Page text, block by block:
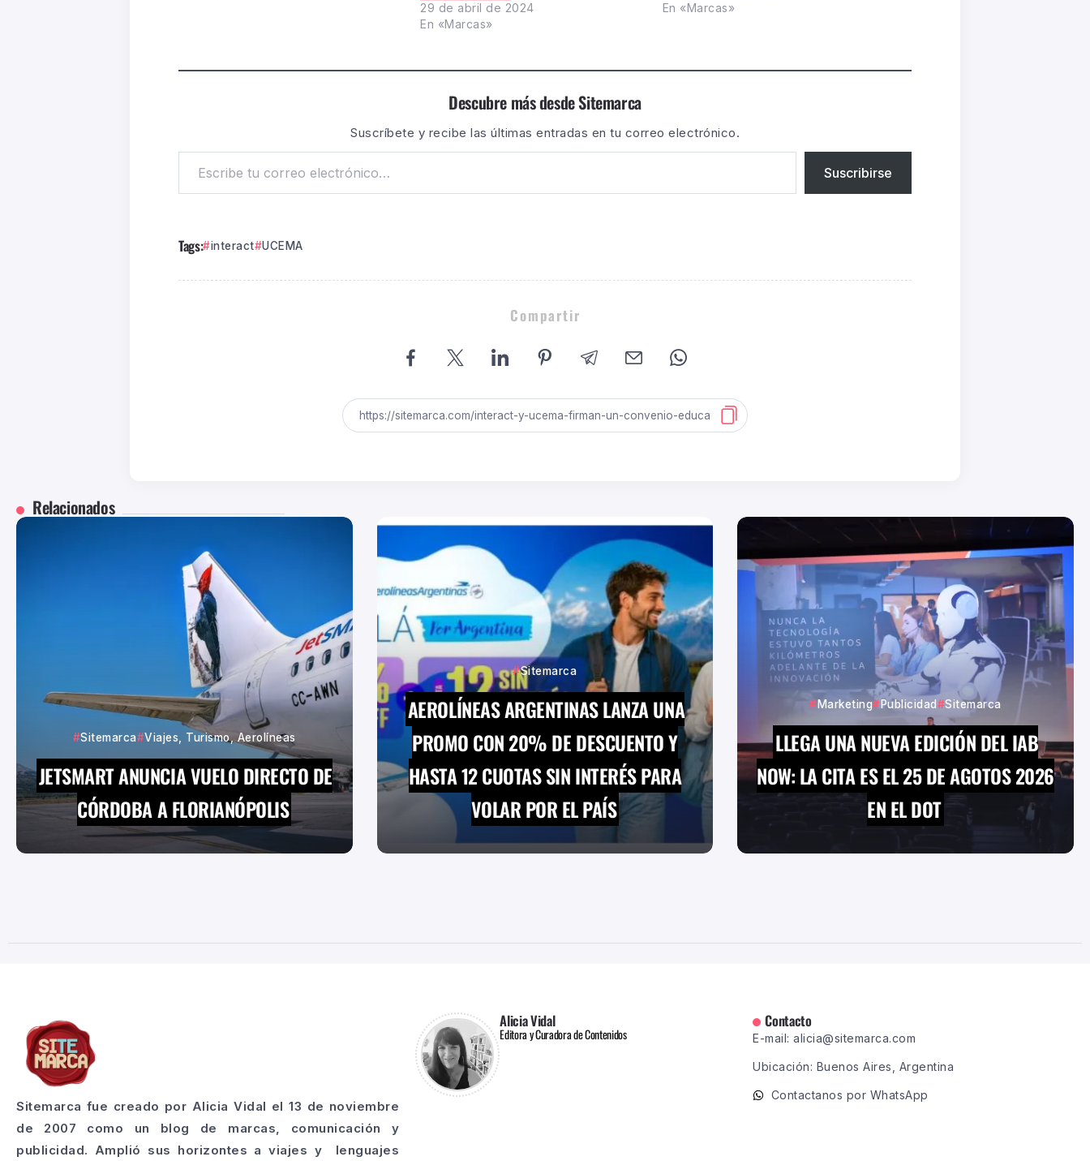
29 de abril de 2024
En «Marcas»
En «Marcas»
Descubre más desde Sitemarca
Suscríbete y recibe las últimas entradas en tu correo electrónico.
Suscribirse
Tags: interact UCEMA
Compartir
Relacionados
Sitemarca Viajes, Turismo, Aerolíneas
JETSMART ANUNCIA VUELO DIRECTO DE
CÓRDOBA A FLORIANÓPOLIS
Sitemarca
AEROLÍNEAS ARGENTINAS LANZA UNA
PROMO CON 20% DE DESCUENTO Y
HASTA 12 CUOTAS SIN INTERÉS PARA
VOLAR POR EL PAÍS
Marketing Publicidad Sitemarca
LLEGA UNA NUEVA EDICIÓN DEL IAB
NOW: LA CITA ES EL 25 DE AGOTOS 2026
EN EL DOT
Sitemarca fue creado por Alicia Vidal el 13 de noviembre
de 2007 como un blog de marcas, comunicación y
publicidad. Amplió sus horizontes a viajes y lenguajes
Alicia Vidal
Editora y Curadora de Contenidos
Contacto
E-mail: alicia@sitemarca.com
Ubicación: Buenos Aires, Argentina
Contactanos por WhatsApp